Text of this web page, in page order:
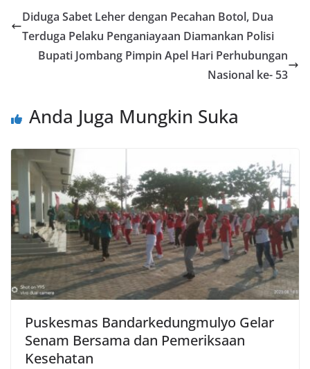
Diduga Sabet Leher dengan Pecahan Botol, Dua
Terduga Pelaku Penganiayaan Diamankan Polisi
Bupati Jombang Pimpin Apel Hari Perhubungan
Nasional ke- 53
Anda Juga Mungkin Suka
Puskesmas Bandarkedungmulyo Gelar
Senam Bersama dan Pemeriksaan
Kesehatan